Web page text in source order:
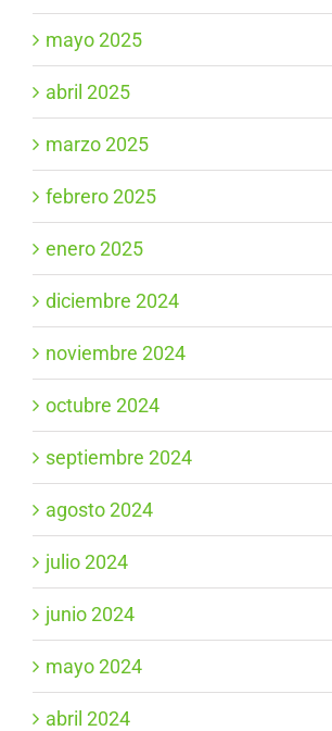
mayo 2025
abril 2025
marzo 2025
febrero 2025
enero 2025
diciembre 2024
noviembre 2024
octubre 2024
septiembre 2024
agosto 2024
julio 2024
junio 2024
mayo 2024
abril 2024